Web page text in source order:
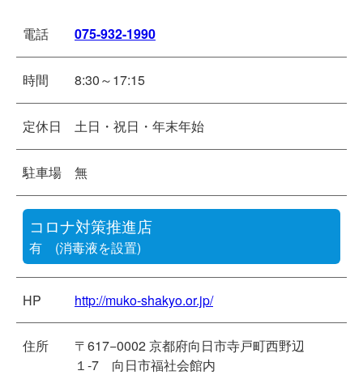
電話 075-932-1990
時間 8:30～17:15
定休日 土日・祝日・年末年始
駐車場 無
コロナ対策推進店
有 (消毒液を設置)
HP http://muko-shakyo.or.jp/
住所
〒617−0002 京都府向日市寺戸町西野辺
１-7 向日市福社会館内